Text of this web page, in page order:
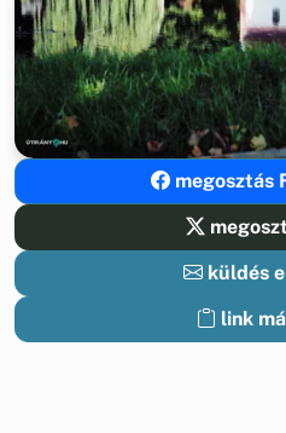
megosztás
küldés
link